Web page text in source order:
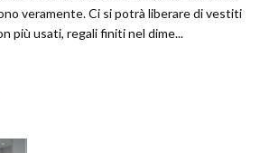
veramente. Ci si potrà liberare di vestiti
più usati, regali finiti nel dime...